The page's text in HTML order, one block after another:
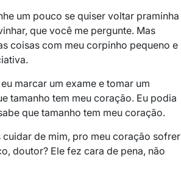
um pouco se quiser voltar praminha
que você me pergunte. Mas
coisas com meu corpinho pequeno e
marcar um exame e tomar um
tamanho tem meu coração. Eu podia
que tamanho tem meu coração.
de mim, pro meu coração sofrer
doutor? Ele fez cara de pena, não